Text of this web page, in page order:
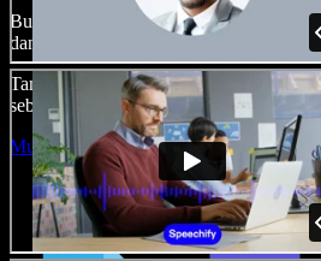
Buat voice over, tambah gambar, audio,
dan kloning suara untuk proyek audio-
Tanpa kurva belajar, semua dari
sebebas mungkin dan wujudkan ide
Mulai Studio